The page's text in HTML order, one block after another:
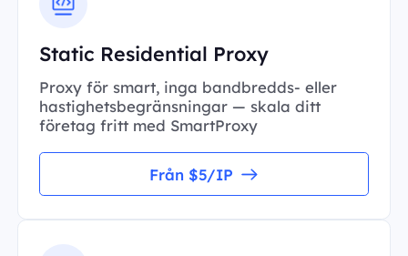
Static Residential Proxy
Proxy för smart, inga bandbredds- eller
hastighetsbegränsningar — skala ditt
företag fritt med SmartProxy
Från $5/IP